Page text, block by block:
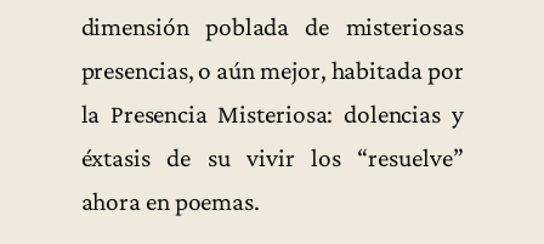
dimensión poblada de misteriosas
presencias, o aún mejor, habitada por
la Presencia Misteriosa: dolencias y
éxtasis de su vivir los “resuelve”
ahora en poemas.